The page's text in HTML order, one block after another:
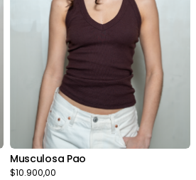
Musculosa Pao
$10.900,00